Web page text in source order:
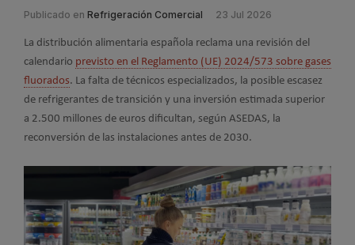
Publicado en Refrigeración Comercial 23 Jul 2026
La distribución alimentaria española reclama una revisión del
calendario previsto en el Reglamento (UE) 2024/573 sobre gases
fluorados. La falta de técnicos especializados, la posible escasez
de refrigerantes de transición y una inversión estimada superior
a 2.500 millones de euros dificultan, según ASEDAS, la
reconversión de las instalaciones antes de 2030.